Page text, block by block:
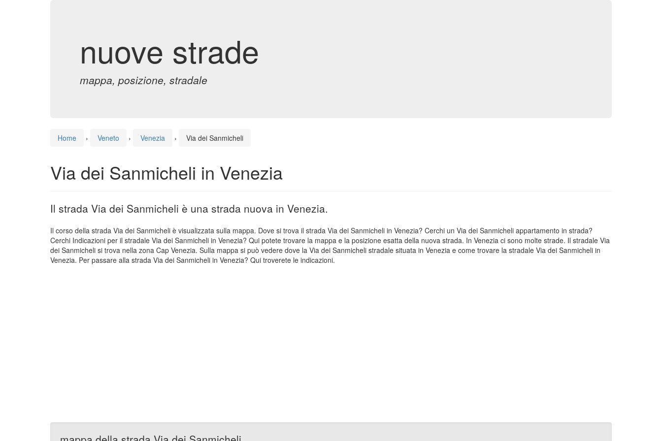
nuove strade
mappa, posizione, stradale
Home › Veneto › Venezia › Via dei Sanmicheli
Via dei Sanmicheli in Venezia
Il strada Via dei Sanmicheli è una strada nuova in Venezia.
Il corso della strada Via dei Sanmicheli è visualizzata sulla mappa. Dove si trova il strada Via dei Sanmicheli in Venezia? Cerchi un Via dei Sanmicheli appartamento in strada?
Cerchi Indicazioni per il stradale Via dei Sanmicheli in Venezia? Qui potete trovare la mappa e la posizione esatta della nuova strada. In Venezia ci sono molte strade. Il stradale Via
dei Sanmicheli si trova nella zona Cap Venezia. Sulla mappa si può vedere dove la Via dei Sanmicheli stradale situata in Venezia e come trovare la stradale Via dei Sanmicheli in
Venezia. Per passare alla strada Via dei Sanmicheli in Venezia? Qui troverete le indicazioni.